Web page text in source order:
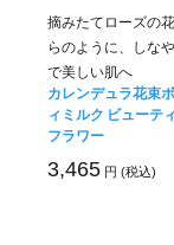
摘みたてローズの
らのように、しな
で美しい肌へ
カレンデュラ花束
ィミルク ビューテ
フラワー
3,465 円 (税込)